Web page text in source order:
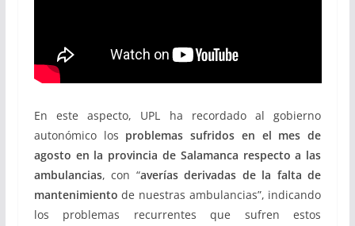
En este aspecto, UPL ha recordado al gobierno
autonómico los problemas sufridos en el mes de
agosto en la provincia de Salamanca respecto a las
ambulancias, con “averías derivadas de la falta de
mantenimiento de nuestras ambulancias”, indicando
los problemas recurrentes que sufren estos